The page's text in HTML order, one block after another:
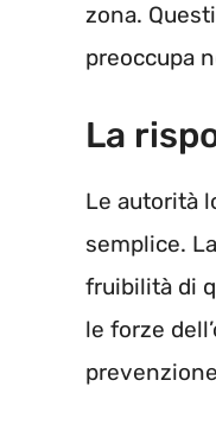
zona.
preoccupa
La
Le autorità
semplice.
fruibilità di
le forze